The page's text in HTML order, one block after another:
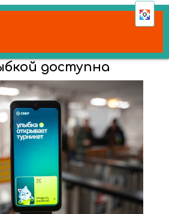
доступна